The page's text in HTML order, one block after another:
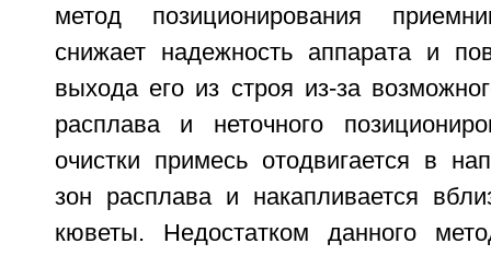
метод позиционирования
снижает надежность аппарата и
выхода его из строя из-за
расплава и неточного
очистки примесь отодвигается в
зон расплава и накапливается
кюветы. Недостатком данного